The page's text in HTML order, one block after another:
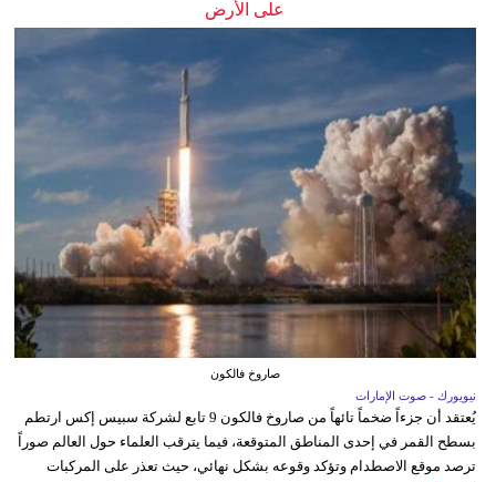
على الأرض
صاروخ فالكون
نيويورك - صوت الإمارات
يُعتقد أن جزءاً ضخماً تائهاً من صاروخ فالكون 9 تابع لشركة سبيس إكس ارتطم
بسطح القمر في إحدى المناطق المتوقعة، فيما يترقب العلماء حول العالم صوراً
ترصد موقع الاصطدام وتؤكد وقوعه بشكل نهائي، حيث تعذر على المركبات